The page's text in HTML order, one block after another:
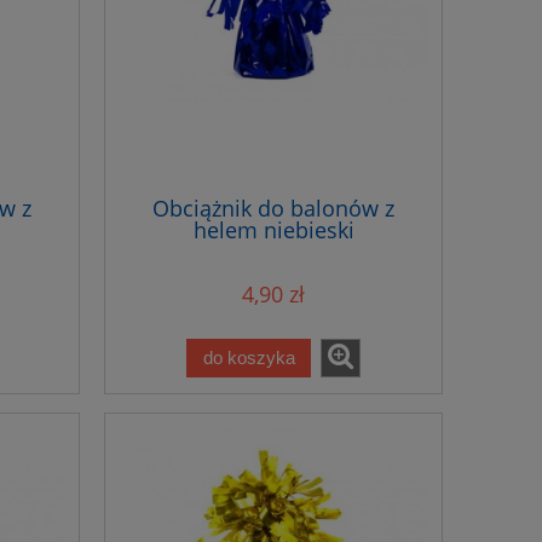
z Obciążnik do balonów z
helem niebieski
4,90 zł
do koszyka